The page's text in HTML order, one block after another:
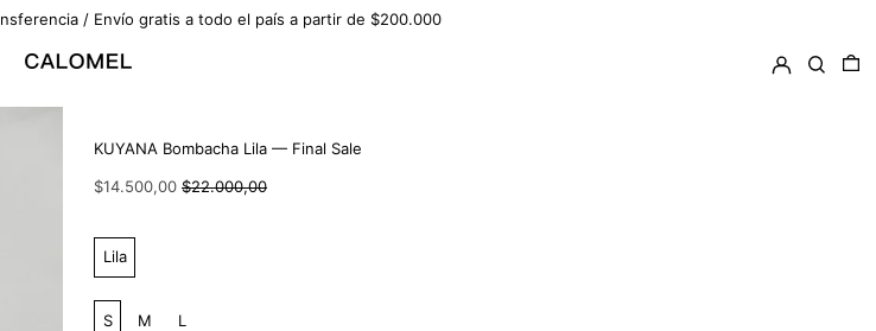
/ Envío gratis a todo el país a partir de $200.000
IngresarBuscar
KUYANA Bombacha Lila — Final Sale
Precio
$14.500,00 Precio
$22.000,00
Color:
Lila
Talle:
S
M L